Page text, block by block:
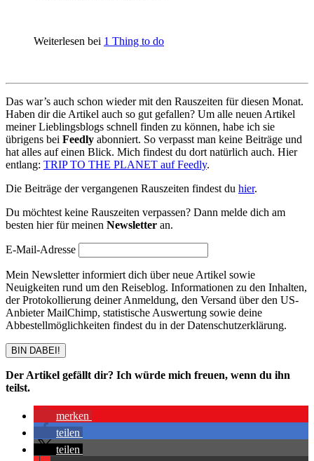
Weiterlesen bei 1 Thing to do
Das war’s auch schon wieder mit den Rauszeiten für diesen Monat.
Haben dir die Artikel auch so gut gefallen? Um alle neuen Artikel
meiner Lieblingsblogs schnell finden zu können, habe ich sie
übrigens bei Feedly abonniert. So verpasst man keine Beiträge und
hat alles auf einen Blick. Mich findest du dort natürlich auch. Hier
entlang: TRIP TO THE PLANET auf Feedly.
Die Beiträge der vergangenen Rauszeiten findest du hier.
Du möchtest keine Rauszeiten verpassen? Dann melde dich am
besten hier für meinen Newsletter an.
E-Mail-Adresse
Mein Newsletter informiert dich über neue Artikel sowie
Neuigkeiten rund um den Reiseblog. Informationen zu den Inhalten,
der Protokollierung deiner Anmeldung, den Versand über den US-
Anbieter MailChimp, statistische Auswertung sowie deine
Abbestellmöglichkeiten findest du in der Datenschutzerklärung.
BIN DABEI!
Der Artikel gefällt dir? Ich würde mich freuen, wenn du ihn
teilst.
merken
teilen
teilen